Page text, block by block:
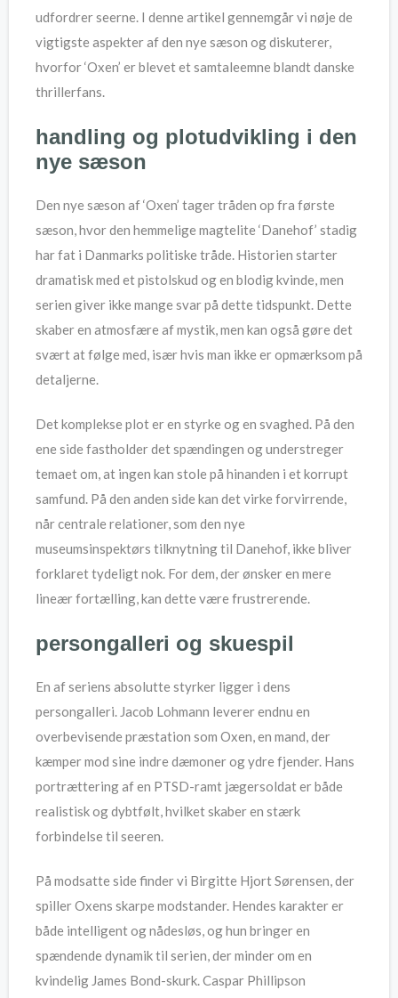
udfordrer seerne. I denne artikel gennemgår vi nøje de
vigtigste aspekter af den nye sæson og diskuterer,
hvorfor ‘Oxen’ er blevet et samtaleemne blandt danske
thrillerfans.
handling og plotudvikling i den
nye sæson
Den nye sæson af ‘Oxen’ tager tråden op fra første
sæson, hvor den hemmelige magtelite ‘Danehof’ stadig
har fat i Danmarks politiske tråde. Historien starter
dramatisk med et pistolskud og en blodig kvinde, men
serien giver ikke mange svar på dette tidspunkt. Dette
skaber en atmosfære af mystik, men kan også gøre det
svært at følge med, især hvis man ikke er opmærksom på
detaljerne.
Det komplekse plot er en styrke og en svaghed. På den
ene side fastholder det spændingen og understreger
temaet om, at ingen kan stole på hinanden i et korrupt
samfund. På den anden side kan det virke forvirrende,
når centrale relationer, som den nye
museumsinspektørs tilknytning til Danehof, ikke bliver
forklaret tydeligt nok. For dem, der ønsker en mere
lineær fortælling, kan dette være frustrerende.
persongalleri og skuespil
En af seriens absolutte styrker ligger i dens
persongalleri. Jacob Lohmann leverer endnu en
overbevisende præstation som Oxen, en mand, der
kæmper mod sine indre dæmoner og ydre fjender. Hans
portrættering af en PTSD-ramt jægersoldat er både
realistisk og dybtfølt, hvilket skaber en stærk
forbindelse til seeren.
På modsatte side finder vi Birgitte Hjort Sørensen, der
spiller Oxens skarpe modstander. Hendes karakter er
både intelligent og nådesløs, og hun bringer en
spændende dynamik til serien, der minder om en
kvindelig James Bond-skurk. Caspar Phillipson